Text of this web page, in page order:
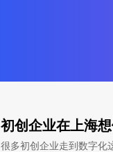
初创企业在上海
很多初创企业走到数字化